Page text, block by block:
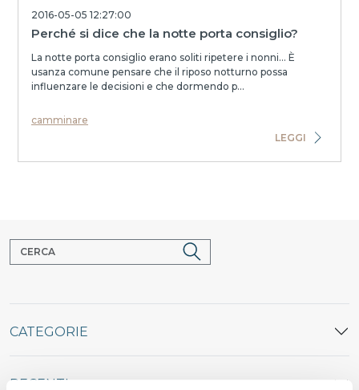
2016-05-05 12:27:00
Perché si dice che la notte porta consiglio?
La notte porta consiglio erano soliti ripetere i nonni… È
usanza comune pensare che il riposo notturno possa
influenzare le decisioni e che dormendo p...
camminare
LEGGI
CATEGORIE
RECENTI